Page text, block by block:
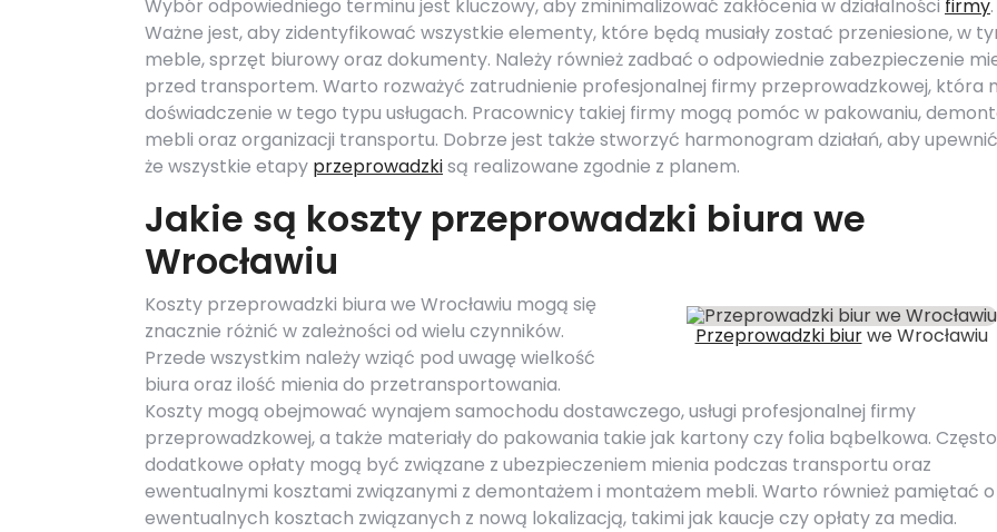
Wybór odpowiedniego terminu jest kluczowy, aby zminimalizować zakłócenia w działalności firmy.
Ważne jest, aby zidentyfikować wszystkie elementy, które będą musiały zostać przeniesione, w
meble, sprzęt biurowy oraz dokumenty. Należy również zadbać o odpowiednie zabezpieczenie
przed transportem. Warto rozważyć zatrudnienie profesjonalnej firmy przeprowadzkowej, która
doświadczenie w tego typu usługach. Pracownicy takiej firmy mogą pomóc w pakowaniu,
mebli oraz organizacji transportu. Dobrze jest także stworzyć harmonogram działań, aby
że wszystkie etapy przeprowadzkisą realizowane zgodnie z planem.
Jakie są koszty przeprowadzki biura we
Wrocławiu
Przeprowadzki biurwe Wrocławiu
Koszty przeprowadzki biura we Wrocławiu mogą się
znacznie różnić w zależności od wielu czynników.
Przede wszystkim należy wziąć pod uwagę wielkość
biura oraz ilość mienia do przetransportowania.
Koszty mogą obejmować wynajem samochodu dostawczego, usługi profesjonalnej firmy
przeprowadzkowej, a także materiały do pakowania takie jak kartony czy folia bąbelkowa. Często
dodatkowe opłaty mogą być związane z ubezpieczeniem mienia podczas transportu oraz
ewentualnymi kosztami związanymi z demontażem i montażem mebli. Warto również pamiętać o
ewentualnych kosztach związanych z nową lokalizacją, takimi jak kaucje czy opłaty za media.